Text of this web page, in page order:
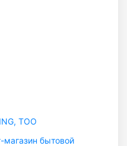
ТОО
бытовой